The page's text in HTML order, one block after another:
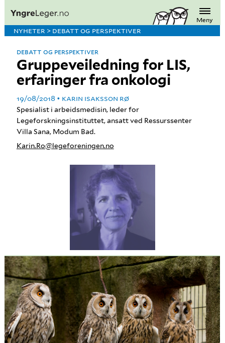
Meny
NYHETER > DEBATT OG PERSPEKTIVER
Gruppeveiledning for LIS,
erfaringer fra onkologi
DEBATT OG PERSPEKTIVER
19/08/2018 KARIN ISAKSSON RØ
Spesialist i arbeidsmedisin, leder for
Legeforskningsinstituttet, ansatt ved Ressurssenter
Villa Sana, Modum Bad.
Karin.Ro@legeforeningen.no